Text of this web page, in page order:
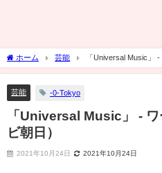
ホーム 芸能 「Universal Music」
芸能 -0-Tokyo
「Universal Music」 -
ビ朝日）
2021年10月24日 2021年10月24日